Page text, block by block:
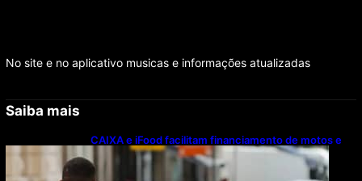
No site e no aplicativo musicas e informações atualizadas
Saiba mais
CAIXA e iFood facilitam financiamento de motos e
bicicletas elétricas para entregadores